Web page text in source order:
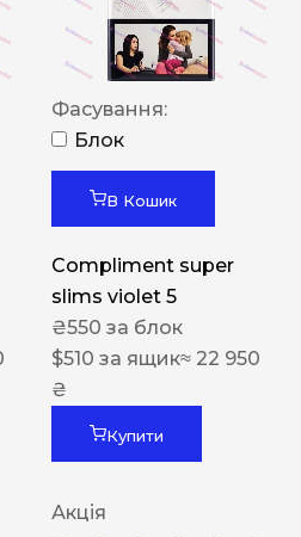
Фасування:
Блок
В Кошик
Compliment super
slims violet 5
₴550 за блок
$510 за ящик≈ 22 950
₴
Купити
Акція